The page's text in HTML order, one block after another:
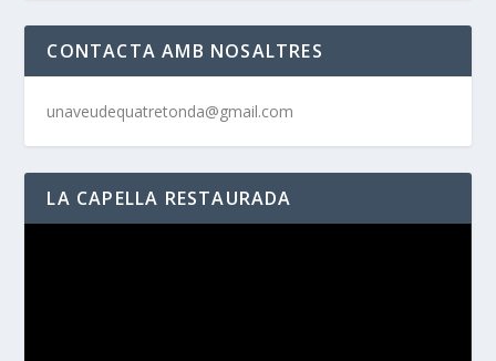
CONTACTA AMB NOSALTRES
unaveudequatretonda@gmail.com
LA CAPELLA RESTAURADA